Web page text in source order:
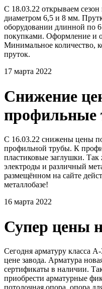
С 18.03.22 открываем
диаметром 6,5 и 8 мм.
оборудовании длинной по
покупками. Оформление и
Минимальное количество,
пруток.
17 марта 2022
Снижение
профильные
С 16.03.22 снижены цены
профильной трубы. К
пластиковые заглушки.
электроды и различный
размещённом на сайте
металлобазе!
16 марта 2022
Супер цены
Сегодня арматуру класса
цене завода. Арматура
сертификаты в наличии.
приобрести арматурные
потолочная опора, опора